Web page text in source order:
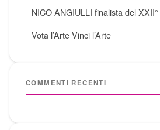
NICO ANGIULLI finalista del
Vota l’Arte Vinci l’Arte
COMMENTI RECENTI